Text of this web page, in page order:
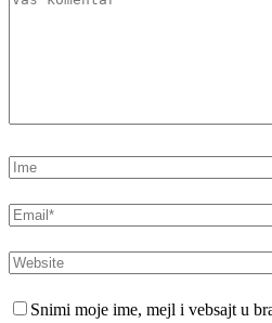
Snimi moje ime, mejl i vebsajt u